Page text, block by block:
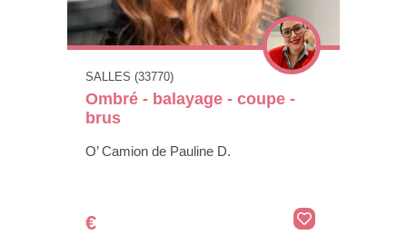
SALLES (33770)
Ombré - balayage - coupe -
brus
O’ Camion de Pauline D.
€